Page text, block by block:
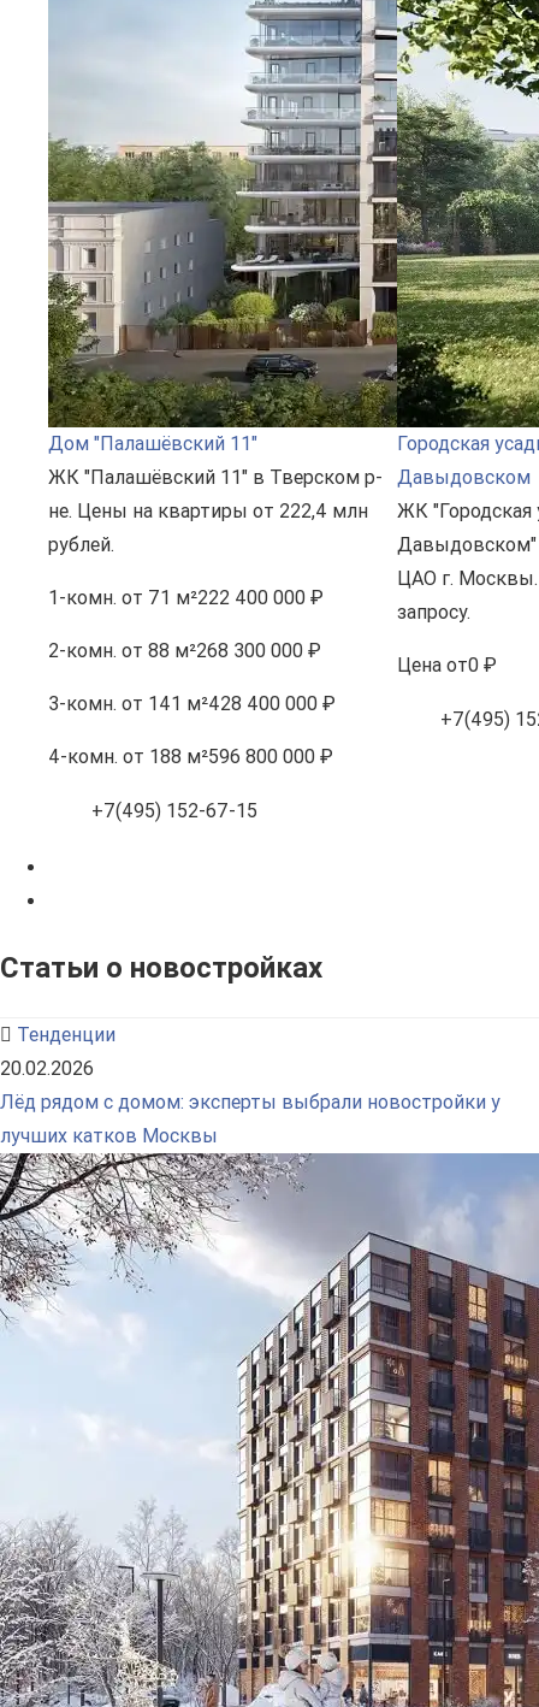
Дом "Палашёвский 11"
ЖК "Палашёвский 11" в Тверском р-
не. Цены на квартиры от 222,4 млн
рублей.
1-комн. от 71 м²222 400 000 ₽
2-комн. от 88 м²268 300 000 ₽
3-комн. от 141 м²428 400 000 ₽
4-комн. от 188 м²596 800 000 ₽
+7(495) 152-67-15
Городская
Давыдовском
ЖК "Городская
Давыдовском"
ЦАО г. Москвы.
запросу.
Цена от0 ₽
+7(495)
Статьи о новостройках
Тенденции
20.02.2026
Лёд рядом с домом: эксперты выбрали новостройки у
лучших катков Москвы